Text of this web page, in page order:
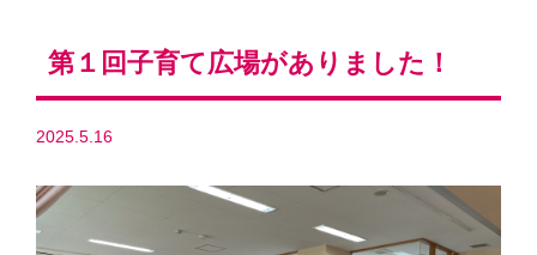
第１回子育て広場がありました！
2025.5.16